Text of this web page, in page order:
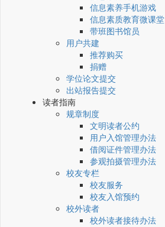
信息素养手机游戏
信息素质教育微课堂
带班图书馆员
用户共建
推荐购买
捐赠
学位论文提交
出站报告提交
读者指南
规章制度
文明读者公约
用户入馆管理办法
借阅证件管理办法
参观拍摄管理办法
校友专栏
校友服务
校友入馆预约
校外读者
校外读者接待办法